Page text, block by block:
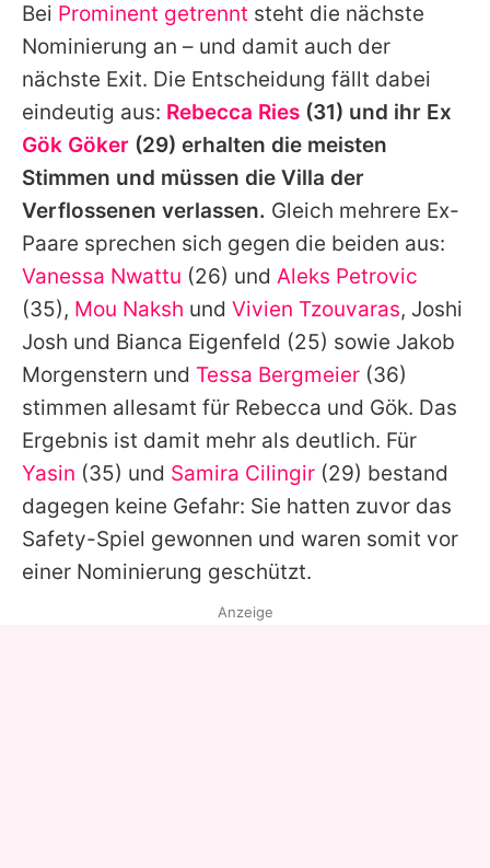
Alle Themen auf Promiflash
Jobs
App runterladen
Team
Redaktionelle Richtlinien
Impressum
Datenschutzerklärung
Nutzungsbedingungen
Utiq verwalten
Bei Prominent getrennt steht die nächste
Nominierung an – und damit auch der
nächste Exit. Die Entscheidung fällt dabei
eindeutig aus: Rebecca Ries (31) und ihr Ex
Gök Göker (29) erhalten die meisten
Stimmen und müssen die Villa der
Verflossenen verlassen. Gleich mehrere Ex-
Paare sprechen sich gegen die beiden aus:
Vanessa Nwattu (26) und Aleks Petrovic
(35), Mou Naksh und Vivien Tzouvaras, Joshi
Josh und Bianca Eigenfeld (25) sowie Jakob
Morgenstern und Tessa Bergmeier (36)
stimmen allesamt für Rebecca und Gök. Das
Ergebnis ist damit mehr als deutlich. Für
Yasin (35) und Samira Cilingir (29) bestand
dagegen keine Gefahr: Sie hatten zuvor das
Safety-Spiel gewonnen und waren somit vor
einer Nominierung geschützt.
Anzeige